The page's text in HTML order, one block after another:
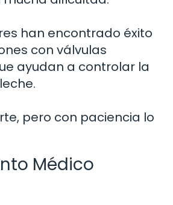
han encontrado éxito
con válvulas
ayudan a controlar la
pero con paciencia lo
Médico